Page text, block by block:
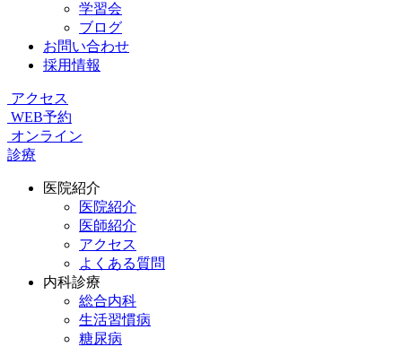
学習会
ブログ
お問い合わせ
採用情報
アクセス
WEB予約
オンライン
診療
医院紹介
医院紹介
医師紹介
アクセス
よくある質問
内科診療
総合内科
生活習慣病
糖尿病